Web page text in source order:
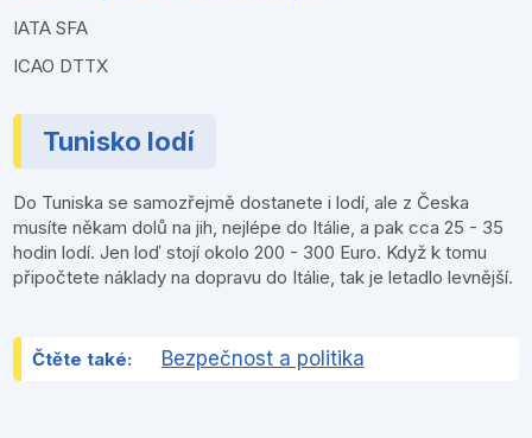
IATA SFA
ICAO DTTX
Tunisko lodí
Do Tuniska se samozřejmě dostanete i lodí, ale z Česka
musíte někam dolů na jih, nejlépe do Itálie, a pak cca 25 - 35
hodin lodí. Jen loď stojí okolo 200 - 300 Euro. Když k tomu
připočtete náklady na dopravu do Itálie, tak je letadlo levnější.
Čtěte také: Bezpečnost a politika